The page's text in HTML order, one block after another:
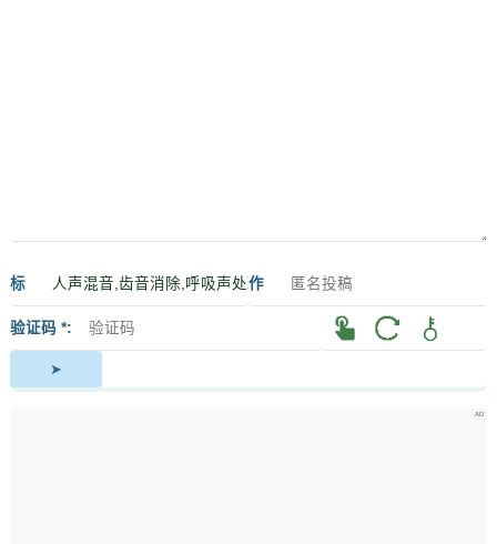
标
签
作
验证码 *